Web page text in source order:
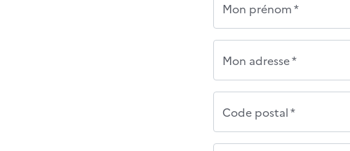
Mon prénom *
Mon adresse *
Code postal *